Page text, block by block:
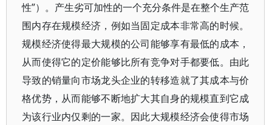
性”）。产生劣可加性的一个充分条件是在整个生产范
围内存在规模经济，例如当固定成本非常高的时候。
规模经济使得最大规模的公司能够享有最低的成本，
从而使得它的定价能够比所有竞争对手都要低。由此
导致的销量向市场龙头企业的转移造就了其成本与价
格优势，从而能够不断地扩大其自身的规模直到它成
为该行业内仅剩的一家。因此大规模经济会使得市场